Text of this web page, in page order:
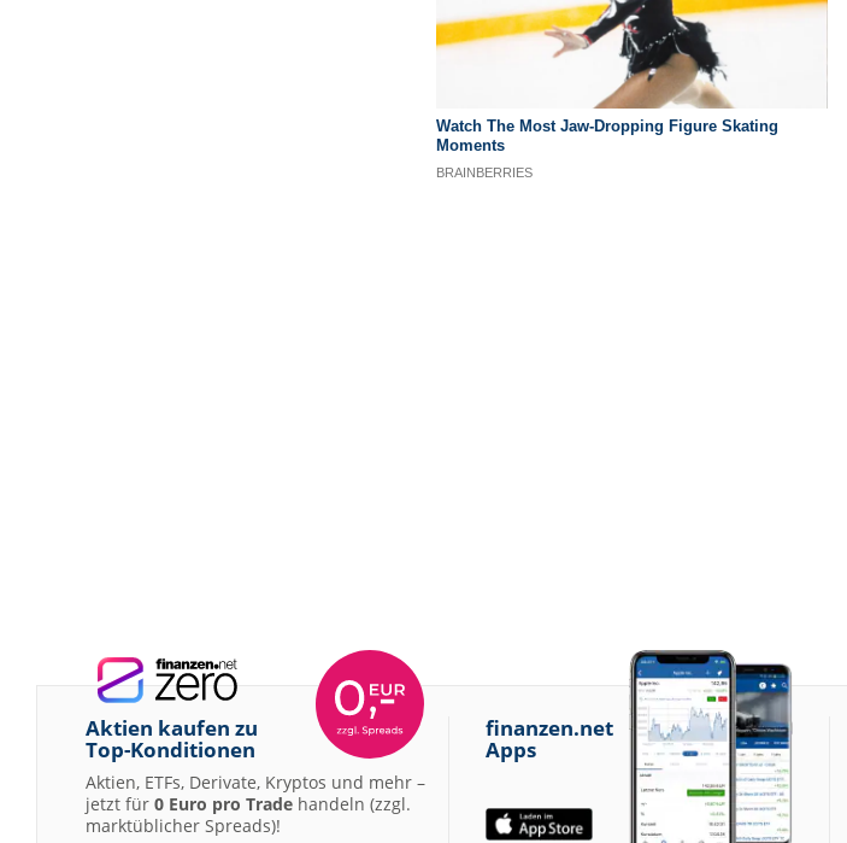
Aktien kaufen zu
Top-Konditionen
Aktien, ETFs, Derivate, Kryptos und mehr –
jetzt für 0 Euro pro Trade handeln (zzgl.
marktüblicher Spreads)!
finanzen.net
Apps